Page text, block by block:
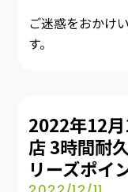
ご迷惑をおかけ
す。
2022年12
店 3時間耐
リーズポイ